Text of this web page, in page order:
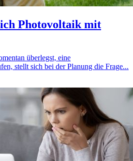
Photovoltaik mit
überlegst, eine
stellt sich bei der Planung die Frage...